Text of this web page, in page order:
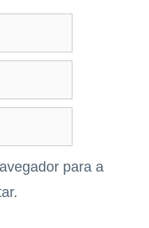
para a